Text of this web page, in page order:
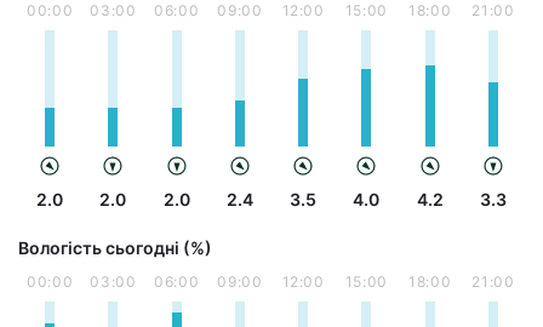
00:00
2.0
03:00
2.0
06:00
2.0
09:00
2.4
12:00
3.5
15:00
4.0
18:00
4.2
21:00
3.3
Вологість сьогодні (%)
00:00 03:00 06:00 09:00 12:00 15:00 18:00 21:00